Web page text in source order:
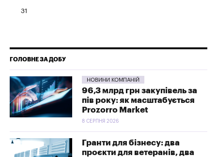
31
ГОЛОВНЕ ЗА ДОБУ
НОВИНИ КОМПАНІЙ
96,3 млрд грн закупівель за
пів року: як масштабується
Prozorro Market
8 СЕРПНЯ 2026
Гранти для бізнесу: два
проєкти для ветеранів, два